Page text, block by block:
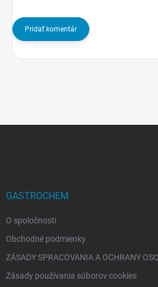
Pridať komentár
GASTROCHEM
O spoločnosti
Obchodné podmienky
ZÁSADY SPRACOVANIA A OCHRANY
Zásady používania súborov cookies